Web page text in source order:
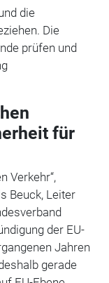
die
Die
prüfen und
für
Verkehr“,
Beuck, Leiter
der EU-
Jahren
gerade